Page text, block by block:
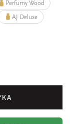
Perfumy Wood
AJ Deluxe